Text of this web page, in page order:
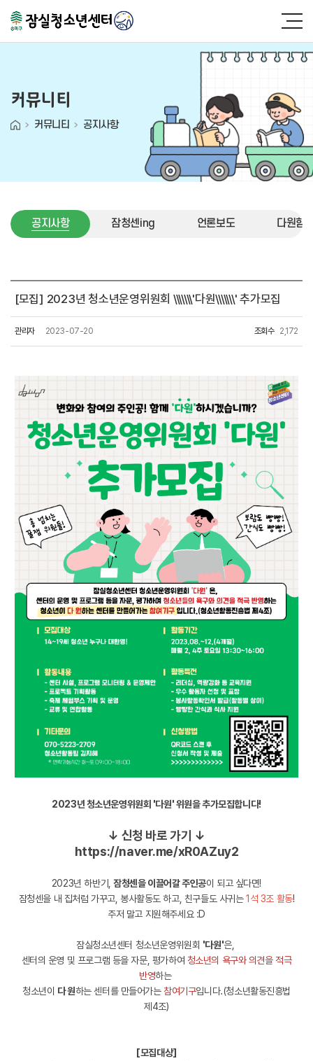
커뮤니티
커뮤니티 공지사항
공지사항 잠청센ing 언론보도 다원함
[모집] 2023년 청소년운영위원회 \\\\\\\'다원\\\\\\\' 추가모집
관리자 2023-07-20 조회수 2,172
2023년 청소년운영위원회 '다원' 위원을 추가모집합니다!
↓ 신청 바로 가기 ↓
https://naver.me/xR0AZuy2
2023년 하반기,잠청센을 이끌어갈 주인공이 되고 싶다면!
잠청센을 내 집처럼 가꾸고, 봉사활동도 하고, 친구들도 사귀는1석 3조 활동!
주저 말고 지원해주세요 :D
잠실청소년센터 청소년운영위원회 '다원'은,
센터의 운영 및 프로그램 등을 자문, 평가하여 청소년의 욕구와 의견을 적극
반영하는
청소년이 다 원하는 센터를 만들어가는참여기구입니다.(청소년활동진흥법
제4조)
[모집대상]